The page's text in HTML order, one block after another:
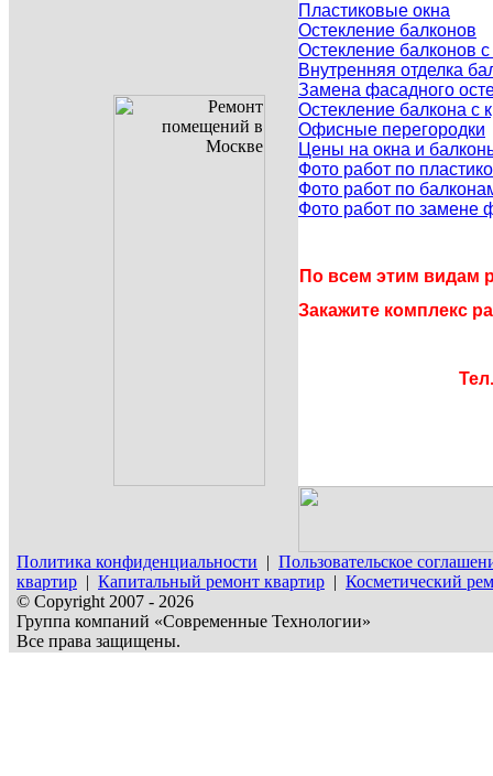
Пластиковые окна
Остекление балконов
Остекление балконов
Внутренняя отделка
Замена фасадного
Остекление балкона с
Офисные перегородки
Цены на окна и
Фото работ по
Фото работ по
Фото работ по замене
По всем этим видам
Закажите комплекс
Политика конфиденциальности | Пользовательское
квартир | Капитальный ремонт квартир | Косметический
© Copyright 2007 - 2026
Группа компаний «Современные Технологии»
Все права защищены.